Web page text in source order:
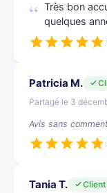
Très bon
quelques
Patricia M.
Partagé le 3
Avis sans
Tania T.